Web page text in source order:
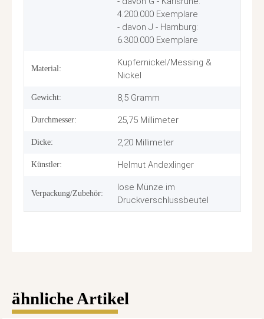
4.200.000 Exemplare
- davon J - Hamburg:
6.300.000 Exemplare
Material:
Kupfernickel/Messing &
Nickel
Gewicht: 8,5 Gramm
Durchmesser: 25,75 Millimeter
Dicke: 2,20 Millimeter
Künstler: Helmut Andexlinger
Verpackung/Zubehör:
lose Münze im
Druckverschlussbeutel
ähnliche Artikel